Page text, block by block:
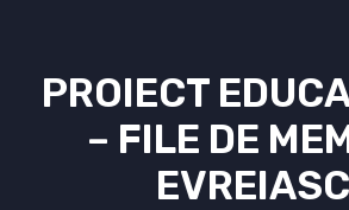
PROIECT
– FILE DE